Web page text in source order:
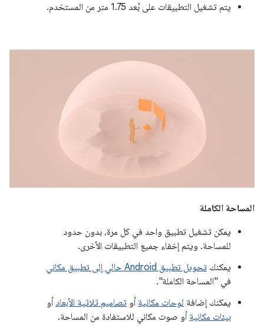
يتم تشغيل التطبيقات على بُعد 1.75 متر من المستخدم.
المساحة الكاملة
يمكن تشغيل تطبيق واحد في كل مرة، بدون حدود
للمساحة. ويتم إخفاء جميع التطبيقات الأخرى.
يمكنك تحويل تطبيق Android حالي إلى تطبيق مكاني
في "المساحة الكاملة".
يمكنك إضافة لوحات مكانية أو تصاميم ثلاثية الأبعاد أو
بيئات مكانية أو صوت مكاني للاستفادة من المساحة.